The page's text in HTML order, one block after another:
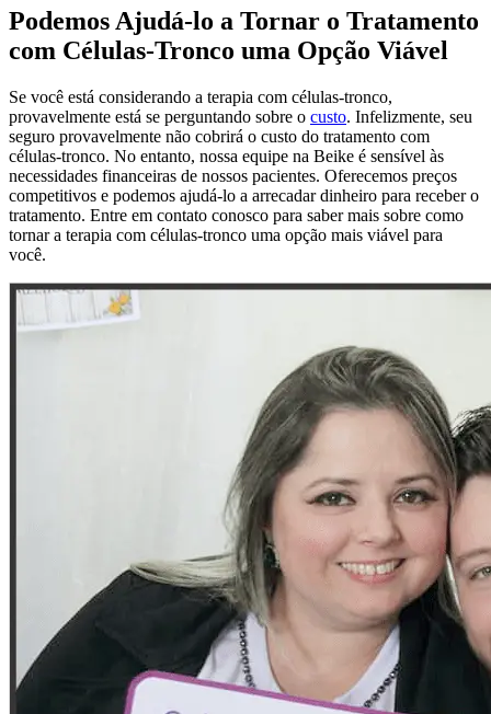
Podemos Ajudá-lo a Tornar o Tratamento
com Células-Tronco uma Opção Viável
Se você está considerando a terapia com células-tronco,
provavelmente está se perguntando sobre o custo. Infelizmente, seu
seguro provavelmente não cobrirá o custo do tratamento com
células-tronco. No entanto, nossa equipe na Beike é sensível às
necessidades financeiras de nossos pacientes. Oferecemos preços
competitivos e podemos ajudá-lo a arrecadar dinheiro para receber o
tratamento. Entre em contato conosco para saber mais sobre como
tornar a terapia com células-tronco uma opção mais viável para
você.